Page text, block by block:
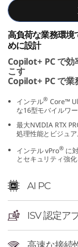
e
高負荷な業務環境
めに設計
Copilot+ PC で効
こす
Copilot+ PC で業
インテル® Core™
な16型モバイルワ
最大NVIDIA RTX
処理性能とビジュ
インテル vPro® に
とセキュリティ強
AI PC
ISV 認定ア